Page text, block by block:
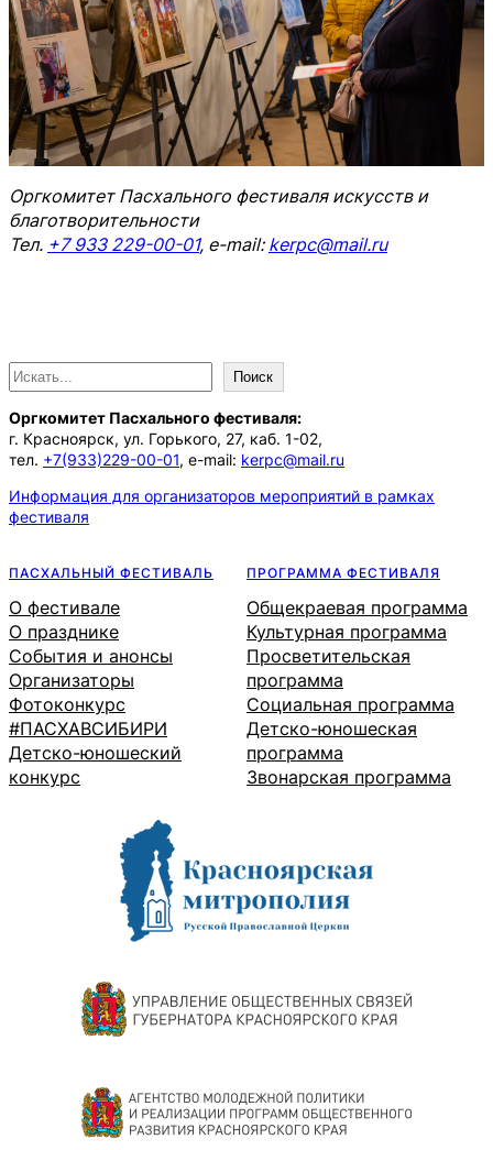
Оргкомитет Пасхального фестиваля искусств и
благотворительности
Тел. +7 933 229-00-01, e-mail: kerpc@mail.ru
П
о
и
с
к
Поиск
Оргкомитет Пасхального фестиваля:
г. Красноярск, ул. Горького, 27, каб. 1-02,
тел. +7(933)229-00-01, e-mail: kerpc@mail.ru
Информация для организаторов мероприятий в рамках
фестиваля
ПАСХАЛЬНЫЙ ФЕСТИВАЛЬ
О фестивале
О празднике
События и анонсы
Организаторы
Фотоконкурс
#ПАСХАВСИБИРИ
Детско-юношеский
конкурс
ПРОГРАММА ФЕСТИВАЛЯ
Общекраевая программа
Культурная программа
Просветительская
программа
Социальная программа
Детско-юношеская
программа
Звонарская программа